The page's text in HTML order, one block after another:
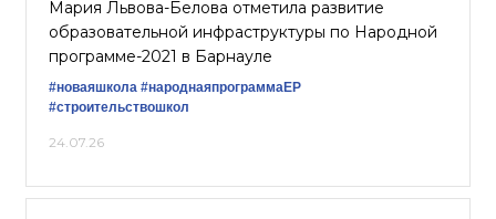
Мария Львова-Белова отметила развитие
образовательной инфраструктуры по Народной
программе-2021 в Барнауле
#новаяшкола #народнаяпрограммаЕР
#строительствошкол
24.07.26